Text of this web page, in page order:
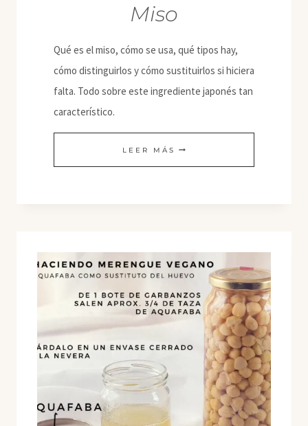
Miso
Qué es el miso, cómo se usa, qué tipos hay,
cómo distinguirlos y cómo sustituirlos si hiciera
falta. Todo sobre este ingrediente japonés tan
característico.
LEER MÁS MISO